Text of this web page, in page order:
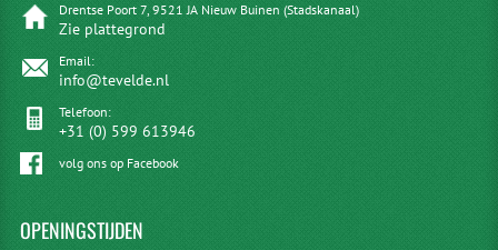
Drentse Poort 7, 9521 JA Nieuw Buinen (Stadskanaal)
Zie plattegrond
Email:
info@tevelde.nl
Telefoon:
+31 (0) 599 613946
volg ons op Facebook
OPENINGSTIJDEN